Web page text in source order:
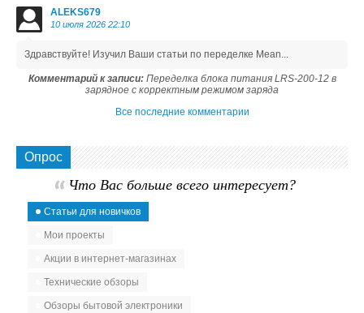
ALEKS679
10 июля 2026 22:10
Здравствуйте! Изучил Ваши статьи по переделке Mean...
Комментарий к записи:Переделка блока питания LRS-200-12 в
зарядное с корректным режимом заряда
Все последние комментарии
Опрос
Что Вас больше всего интересует?
Статьи для новичков
Мои проекты
Акции в интернет-магазинах
Технические обзоры
Обзоры бытовой электроники